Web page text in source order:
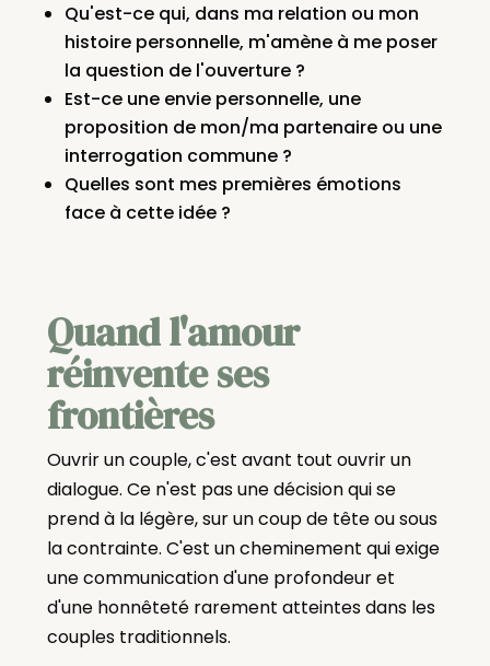
Qu'est-ce qui, dans ma relation ou mon
histoire personnelle, m'amène à me poser
la question de l'ouverture ?
Est-ce une envie personnelle, une
proposition de mon/ma partenaire ou une
interrogation commune ?
Quelles sont mes premières émotions
face à cette idée ?
Quand l'amour
réinvente ses
frontières
Ouvrir un couple, c'est avant tout ouvrir un
dialogue. Ce n'est pas une décision qui se
prend à la légère, sur un coup de tête ou sous
la contrainte. C'est un cheminement qui exige
une communication d'une profondeur et
d'une honnêteté rarement atteintes dans les
couples traditionnels.